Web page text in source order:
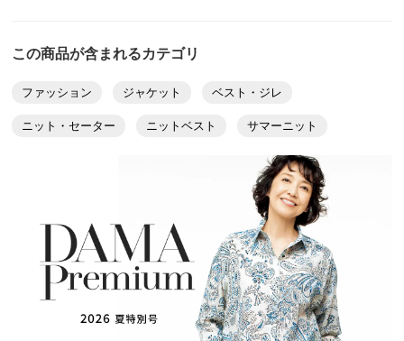
この商品が含まれるカテゴリ
ファッション ジャケット ベスト・ジレ
ニット・セーター ニットベスト サマーニット